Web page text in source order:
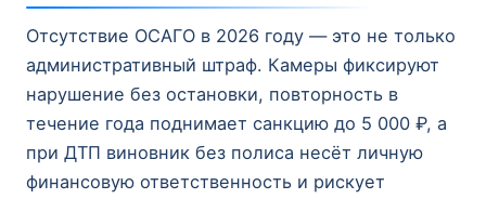
Отсутствие ОСАГО в 2026 году — это не только
административный штраф. Камеры фиксируют
нарушение без остановки, повторность в
течение года поднимает санкцию до 5 000 ₽, а
при ДТП виновник без полиса несёт личную
финансовую ответственность и рискует